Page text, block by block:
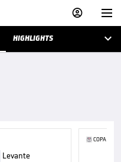


HIGHLIGHTS 
Levante
COPA DEL